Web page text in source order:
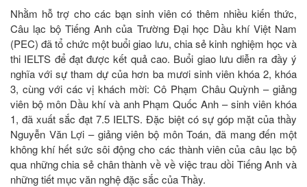
Nhằm hỗ trợ cho các bạn sinh viên có thêm nhiều kiến thức,
Câu lạc bộ Tiếng Anh của Trường Đại học Dầu khí Việt Nam
(PEC) đã tổ chức một buổi giao lưu, chia sẻ kinh nghiệm học và
thi IELTS để đạt được kết quả cao. Buổi giao lưu diễn ra đầy ý
nghĩa với sự tham dự của hơn ba mươi sinh viên khóa 2, khóa
3, cùng với các vị khách mời: Cô Phạm Châu Quỳnh – giảng
viên bộ môn Dầu khí và anh Phạm Quốc Anh – sinh viên khóa
1, đã xuất sắc đạt 7.5 IELTS. Đặc biệt có sự góp mặt của thầy
Nguyễn Văn Lợi – giảng viên bộ môn Toán, đã mang đến một
không khí hết sức sôi động cho các thành viên của câu lạc bộ
qua những chia sẻ chân thành về về việc trau dồi Tiếng Anh và
những tiết mục văn nghệ đặc sắc của Thầy.